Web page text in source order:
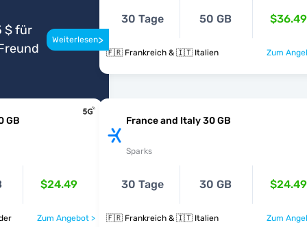
$ für
Weiterlesen>
30 Tage 50 GB $36.49
🇫🇷 Frankreich & 🇮🇹 Italien Zum
GB
$24.49
Zum Angebot >
France and Italy 30 GB
Sparks
30 Tage 30 GB $24.49
🇫🇷 Frankreich & 🇮🇹 Italien Zum